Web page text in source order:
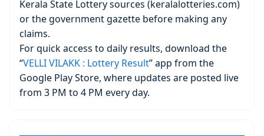
Kerala State Lottery sources (keralalotteries.com)
or the government gazette before making any
claims.
For quick access to daily results, download the
“VELLI VILAKK : Lottery Result” app from the
Google Play Store, where updates are posted live
from 3 PM to 4 PM every day.